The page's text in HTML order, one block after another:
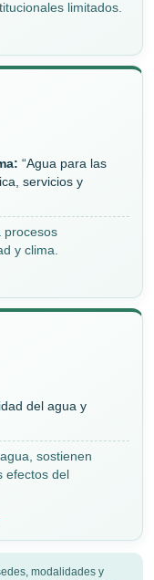
limitados.
“Agua para las
servicios y
procesos
y clima.
del agua y
sostienen
efectos del
modalidades y